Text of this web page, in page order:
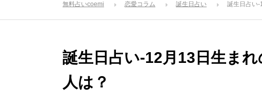
無料占いcoemi 恋愛コラム 誕生日占い 誕生日占い-
誕生日占い-12月13日生ま
人は？